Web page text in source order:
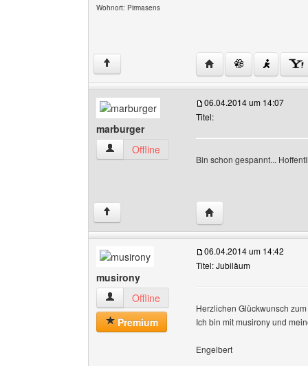
Wohnort: Pirmasens
↑ Website dieses
marburger
marburger Benutzer-Profile anzeigen
Offline
06.04.2014 um 14:07
Titel:
Bin schon gespannt...
↑ Website dieses
musirony
musirony Benutzer-Profile anzeigen
Offline
Premium
06.04.2014 um 14:42
Titel: Jubiläum
Herzlichen Glückwunsch
Ich bin mit musirony und
Engelbert